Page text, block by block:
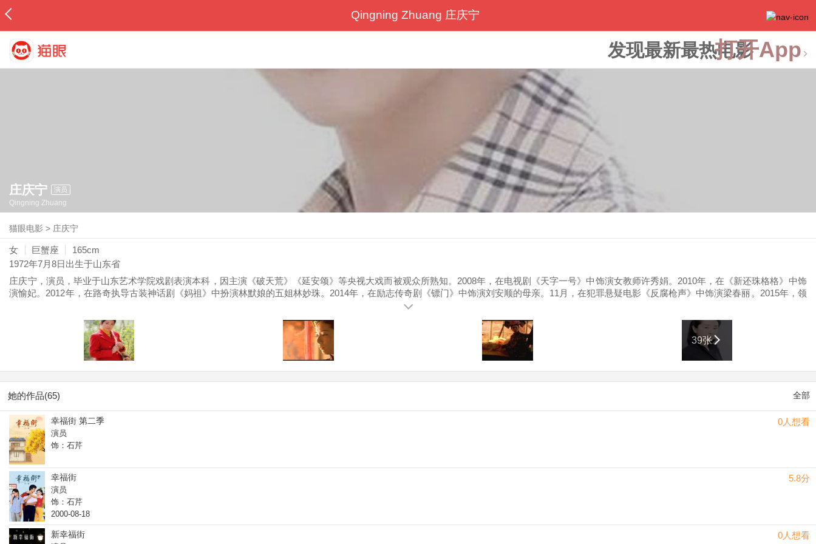
Qingning Zhuang 庄庆宁
发现最新最热电影打开App
庄庆宁 演员
Qingning Zhuang
猫眼电影 > 庄庆宁
女 巨蟹座
165cm
1972年7月8日 出生于山东省
庄庆宁，演员，毕业于山东艺术学院戏剧表演本科，因主演《破天荒》《延安颂》等央视大戏而被观众所熟知。2008年，在电视剧《天字一号》中饰演女教师许秀娟。2010年，在《新还珠格格》中饰
演愉妃。2012年，在路奇执导古装神话剧《妈祖》中扮演林默娘的五姐林妙珠。2014年，在励志传奇剧《镖门》中饰演刘安顺的母亲。11月，在犯罪悬疑电影《反腐枪声》中饰演梁春丽。2015年，领
衔主演剧情电影《守望女》。2016年，出演电视剧《九九》在剧中饰演集传统美德于一身的女性角色春梅。2017年8月，其参演的电视剧《守卫者·浮出水面》、《领养》播出。代表作还有《少年嘉
39张
她的作品(65) 全部
0人想看
幸福街 第二季
演员
饰：石芹
5.8分
幸福街
演员
饰：石芹
2000-08-18
0人想看
新幸福街